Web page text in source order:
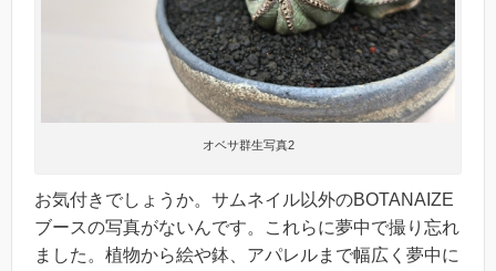
オベサ群生写真2
お気付きでしょうか。サムネイル以外のBOTANAIZE
ブースの写真がないんです。これらに夢中で撮り忘れ
ました。植物から絵や鉢、アパレルまで幅広く夢中に